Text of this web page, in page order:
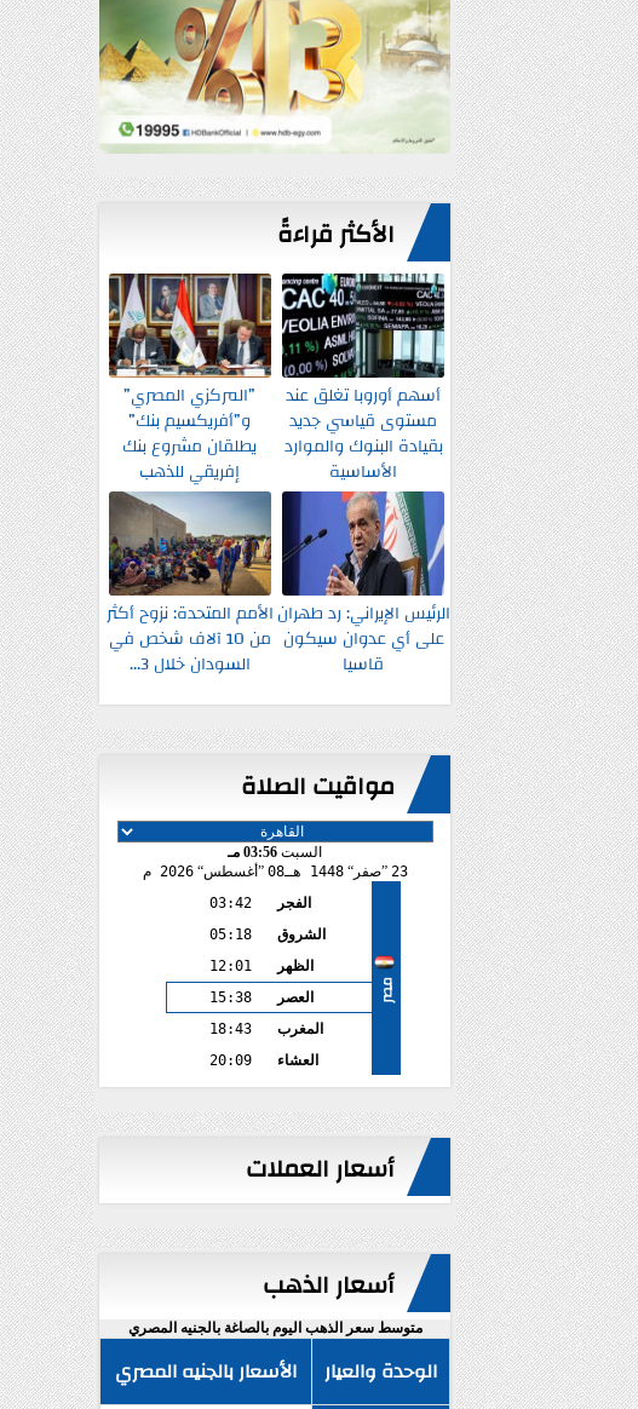
الأكثر قراءةً
أسهم أوروبا تغلق عند
مستوى قياسي جديد
بقيادة البنوك والموارد
الأساسية
”المركزي المصري”
و”أفريكسيم بنك”
يطلقان مشروع بنك
إفريقي للذهب
الرئيس الإيراني: رد طهران
على أي عدوان سيكون
قاسيا
الأمم المتحدة: نزوح أكثر
من 10 آلاف شخص في
السودان خلال 3...
مواقيت الصلاة
السبت 03:56 مـ
23
صفر 1448 هـ 08 أغسطس 2026 م
مصر
الفجر
03:42
الشروق
05:18
الظهر
12:01
العصر
15:38
المغرب
18:43
العشاء
20:09
أسعار العملات
أسعار الذهب
متوسط سعر الذهب اليوم بالصاغة بالجنيه المصري
الوحدة والعيار الأسعار بالجنيه المصري